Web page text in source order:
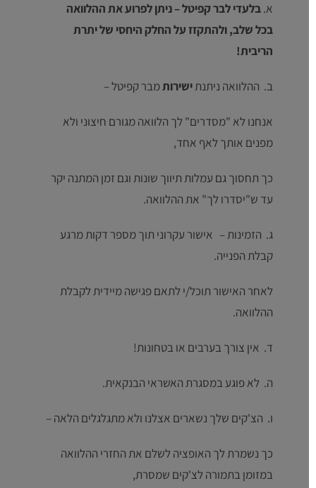
א.בלעדי לבר קפיטל –ניתן לפרוע את ההלוואה
בכל שלב,ולהתקזז על החלק היחסי של יתרת
הריבית!
ב. ההלוואה ניתנתישירותמבר קפיטל –
אנחנו לא "מסדרים" לך הלוואה מגורם חיצוני ולא
מפנים אותך לאף אחד,
כך תחסוך גם עמלות תיווך שונות וגם זמן המתנה יקר
עד ש"יסדרו לך" את ההלוואה.
ג. הזמינות – אישור עקרוני תוך מספר דקות מרגע
קבלת הפנייה.
לאחר האישור תוכל/י לתאם פגישה מיידית לקבלת
ההלוואה.
ד. אין צורך בערבים או בטחונות!
ה. לא פוגע במסגרת האשראי הבנקאית.
ו. הצ'קים שלך נשארים אצלנו ולא מתגלגלים הלאה –
כך נשמרת לך האופציה לשלם את החזרי ההלוואה
במזומן בתמורה לצ'קים שמסרת,